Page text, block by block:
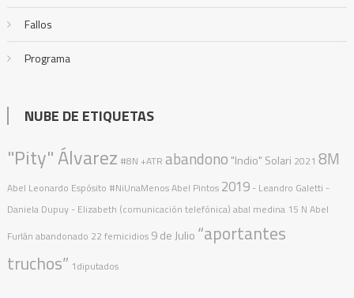
Fallos
Programa
NUBE DE ETIQUETAS
"Pity" Álvarez #8N +ATR abandono "Indio" Solari 2021 8M
Abel Leonardo Espósito #NiUnaMenosAbel Pintos 2019 - Leandro Galetti -
Daniela Dupuy - Elizabeth (comunicación telefónica) abal medina 15 N Abel
Furlán abandonado 22 femicidios 9 de Julio “aportantes
truchos” 1diputados